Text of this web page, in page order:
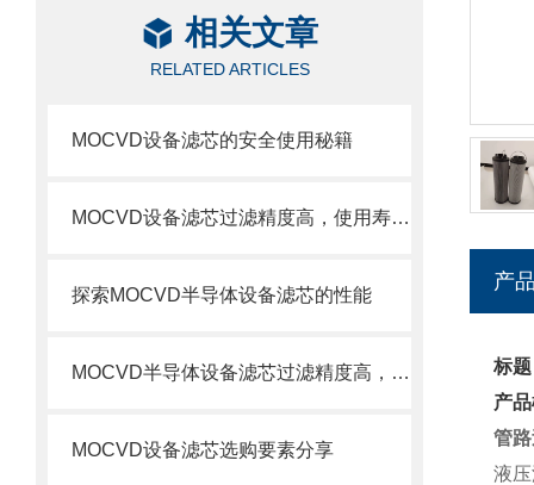
相关文章
RELATED ARTICLES
MOCVD设备滤芯的安全使用秘籍
MOCVD设备滤芯过滤精度高，使用寿命长
探索MOCVD半导体设备滤芯的性能
MOCVD半导体设备滤芯过滤精度高，使用寿命长
MOCVD设备滤芯选购要素分享
产
标
产
管
液